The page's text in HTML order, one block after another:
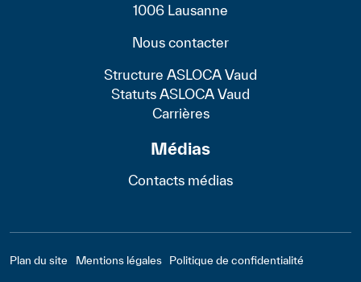
1006 Lausanne
Nous contacter
Structure ASLOCA Vaud
Statuts ASLOCA Vaud
Carrières
Médias
Contacts médias
Footer - Bas
Plan du site Mentions légales Politique de confidentialité